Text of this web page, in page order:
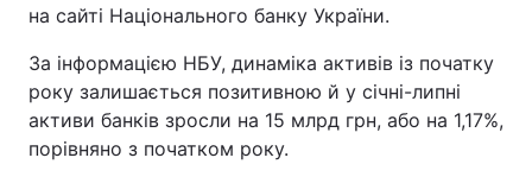
Головна Війна
Україна Політика
на сайті Національного банку України.
За інформацією НБУ, динаміка активів із початку
року залишається позитивною й у січні-липні
активи банків зросли на 15 млрд грн, або на 1,17%,
порівняно з початком року.